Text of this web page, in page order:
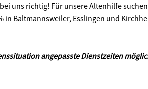
uns richtig! Für unsere Altenhilfe
in Baltmannsweiler, Esslingen und
angepasste Dienstzeiten